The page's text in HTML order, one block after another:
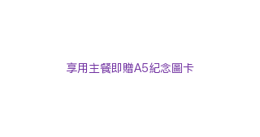
享用主餐即贈A5紀念圖卡